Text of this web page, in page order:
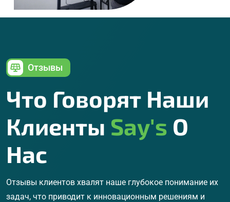
Отзывы
Что Говорят Наши
Клиенты Say's О
Нас
Отзывы клиентов хвалят наше глубокое понимание их
задач, что приводит к инновационным решениям и